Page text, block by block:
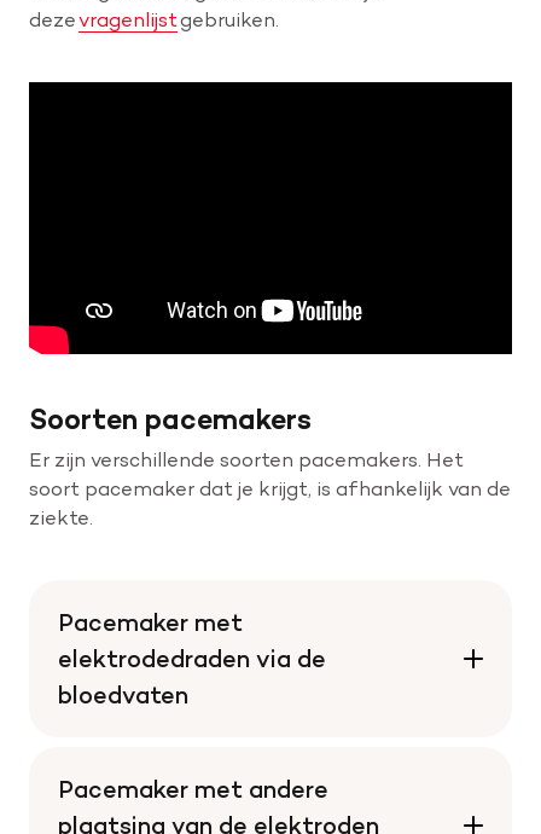
dezevragenlijstgebruiken.
Soorten pacemakers
Er zijn verschillende soorten pacemakers. Het
soort pacemaker dat je krijgt, is afhankelijk van de
ziekte.
Pacemaker met
elektrodedraden via de
bloedvaten
Pacemaker met andere
plaatsing van de elektroden